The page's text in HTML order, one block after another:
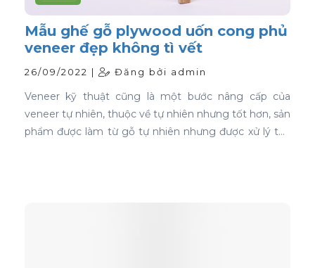
Mẫu ghế gỗ plywood uốn cong phủ
veneer đẹp không tì vết
26/09/2022 | Đăng bởi admin
Veneer kỹ thuật cũng là một bước nâng cấp của
veneer tự nhiên, thuộc về tự nhiên nhưng tốt hơn, sản
phẩm được làm từ gỗ tự nhiên nhưng được xử lý tạo